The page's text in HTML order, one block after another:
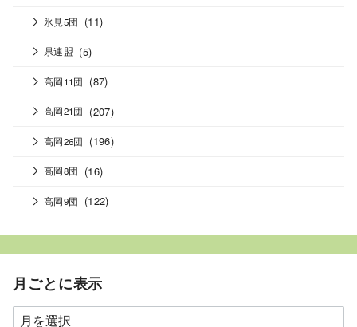
氷見5団 (11)
県連盟 (5)
高岡11団 (87)
高岡21団 (207)
高岡26団 (196)
高岡8団 (16)
高岡9団 (122)
月ごとに表示
月